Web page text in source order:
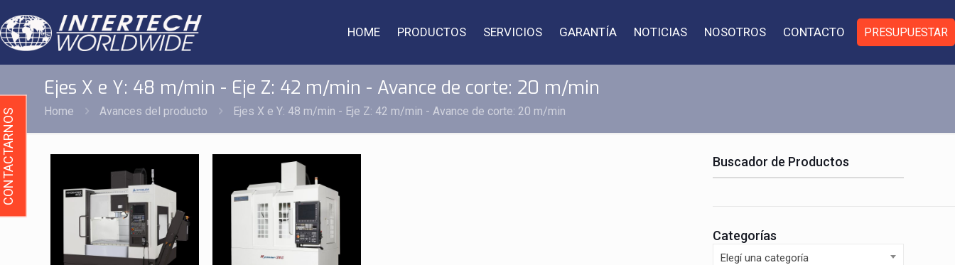
HOME PRODUCTOS SERVICIOS GARANTÍA NOTICIAS NOSOTROS CONTACTO PRESUPUESTAR
Ejes X e Y: 48 m/min - Eje Z: 42 m/min - Avance de corte: 20 m/min
Home Avances del producto Ejes X e Y: 48 m/min - Eje Z: 42 m/min - Avance de corte: 20 m/min
Buscador de Productos
Categorías
Elegí una categoría
CONTACTARNOS